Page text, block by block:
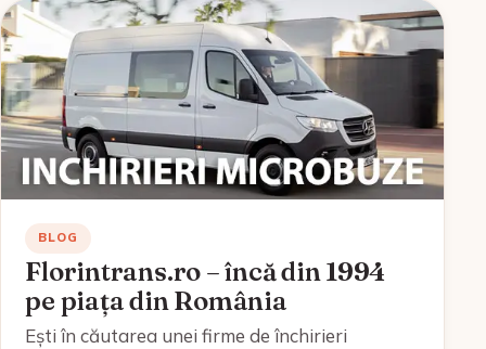
BLOG
Florintrans.ro – încă din 1994
pe piața din România
Ești în căutarea unei firme de închirieri